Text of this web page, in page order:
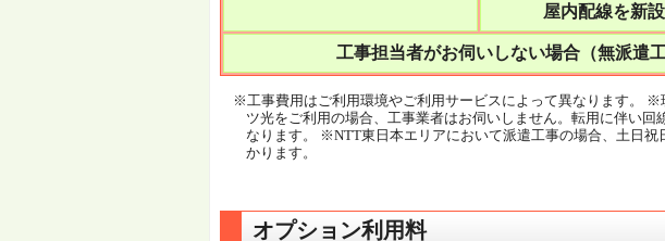
屋内配線を新
工事担当者がお伺いしない場合（無派遣工
※工事費用はご利用環境やご利用サービスによって異なります。 ※
ツ光をご利用の場合、工事業者はお伺いしません。転用に伴い
なります。 ※NTT東日本エリアにおいて派遣工事の場合、土日
かります。
オプション利用料